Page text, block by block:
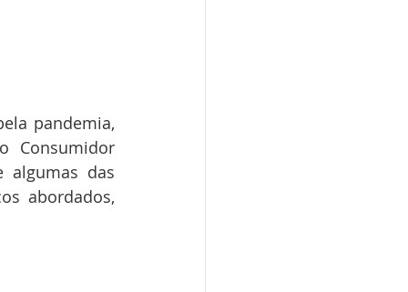
pandemia,
Consumidor
algumas das
abordados,